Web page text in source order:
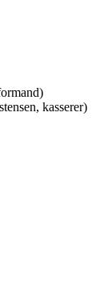
kasserer)